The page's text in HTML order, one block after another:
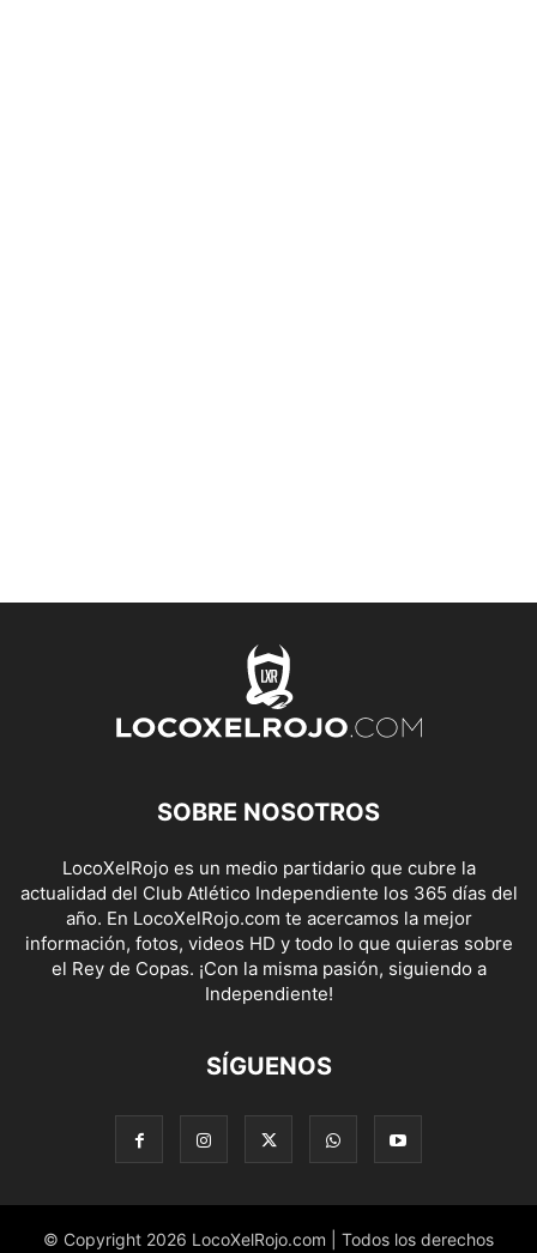
SOBRE NOSOTROS
LocoXelRojo es un medio partidario que cubre la
actualidad del Club Atlético Independiente los 365 días del
año. En LocoXelRojo.com te acercamos la mejor
información, fotos, videos HD y todo lo que quieras sobre
el Rey de Copas. ¡Con la misma pasión, siguiendo a
Independiente!
SÍGUENOS
© Copyright 2026 LocoXelRojo.com | Todos los derechos